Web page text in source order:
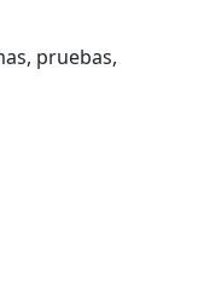
pruebas,